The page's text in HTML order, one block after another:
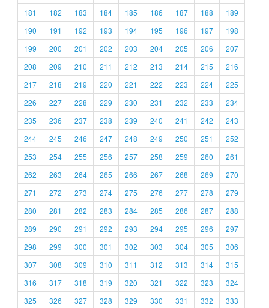
181
182 183 184 185 186 187 188
189
190
191 192 193 194 195 196 197
198
199
200 201 202 203 204 205 206
207
208
209 210 211 212 213 214 215
216
217
218 219 220 221 222 223 224
225
226
227 228 229 230 231 232 233
234
235
236 237 238 239 240 241 242
243
244
245 246 247 248 249 250 251
252
253
254 255 256 257 258 259 260
261
262
263 264 265 266 267 268 269
270
271
272 273 274 275 276 277 278
279
280
281 282 283 284 285 286 287
288
289
290 291 292 293 294 295 296
297
298
299 300 301 302 303 304 305
306
307
308 309 310 311 312 313 314
315
316
317 318 319 320 321 322 323
324
325
326 327 328 329 330 331 332 333